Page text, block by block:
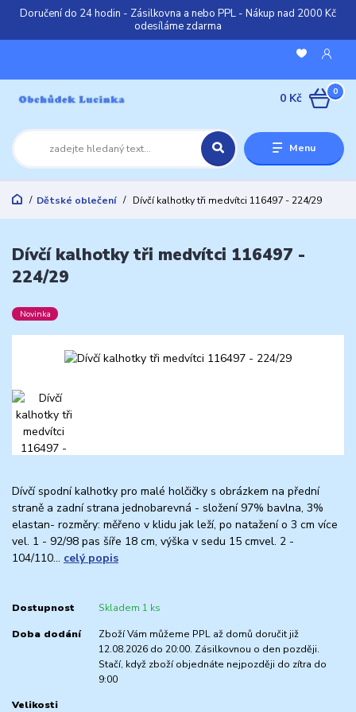
Doručení do 24 hodin - Zásilkovna a nebo PPL - Nákup nad 2000 Kč
odesíláme zdarma
Menu
0
0 Kč
Dětské oblečení Dívčí kalhotky tři medvítci 116497 - 224/29
Dívčí kalhotky tři medvítci 116497 -
224/29
Novinka
Dívčí spodní kalhotky pro malé holčičky s obrázkem na přední
straně a zadní strana jednobarevná - složení 97% bavlna, 3%
elastan- rozměry: měřeno v klidu jak leží, po natažení o 3 cm více
vel. 1 - 92/98 pas šíře 18 cm, výška v sedu 15 cmvel. 2 -
104/110... celý popis
Dostupnost Skladem 1 ks
Doba dodání
Zboží Vám můžeme PPL až domů doručit již
12.08.2026 do 20:00. Zásilkovnou o den později.
Stačí, když zboží objednáte nejpozději do zítra do
9:00
Velikosti